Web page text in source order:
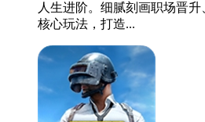
人生进阶。细腻刻画职场晋
核心玩法，打造...